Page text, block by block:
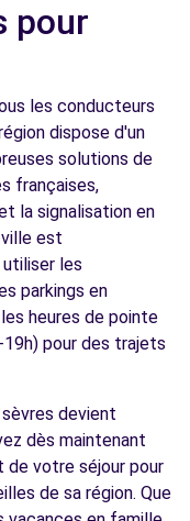
pour
les conducteurs
dispose d'un
solutions de
françaises,
la signalisation en
est
les
parkings en
heures de pointe
pour des trajets
devient
dès maintenant
votre séjour pour
de sa région. Que